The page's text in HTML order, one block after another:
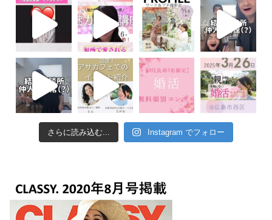
さらに読み込む... Instagram でフォロー